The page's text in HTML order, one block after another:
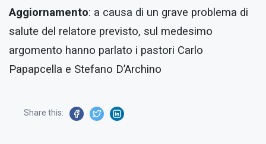
Aggiornamento: a causa di un grave problema di
salute del relatore previsto, sul medesimo
argomento hanno parlato i pastori Carlo
Papapcella e Stefano D’Archino
Share this: